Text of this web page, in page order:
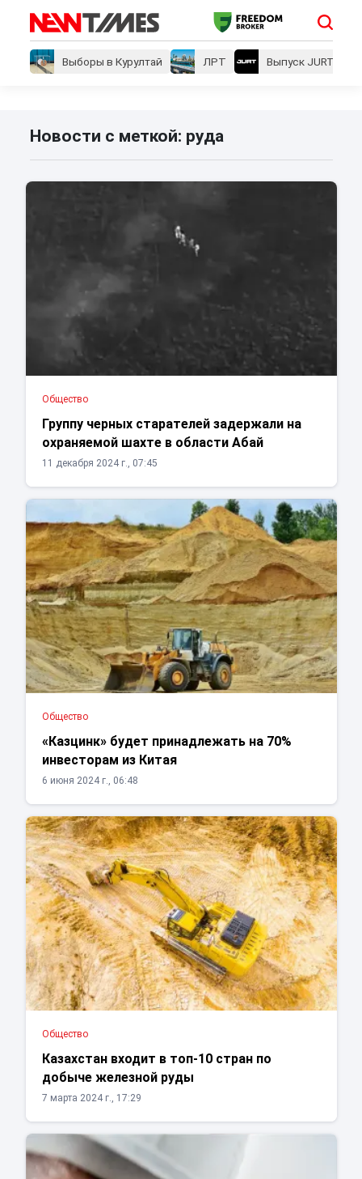
Выборы в Курултай ЛРТ Выпуск JURT
Новости с меткой: руда
Общество
Группу черных старателей задержали на
охраняемой шахте в области Абай
11 декабря 2024 г., 07:45
Общество
«Казцинк» будет принадлежать на 70%
инвесторам из Китая
6 июня 2024 г., 06:48
Общество
Казахстан входит в топ-10 стран по
добыче железной руды
7 марта 2024 г., 17:29